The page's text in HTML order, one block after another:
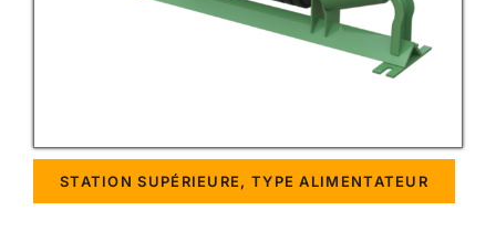
STATION SUPÉRIEURE, TYPE ALIMENTATEUR